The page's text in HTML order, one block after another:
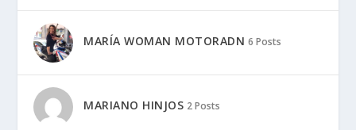
MARÍA WOMAN MOTORADN 6 Posts
MARIANO HINJOS 2 Posts